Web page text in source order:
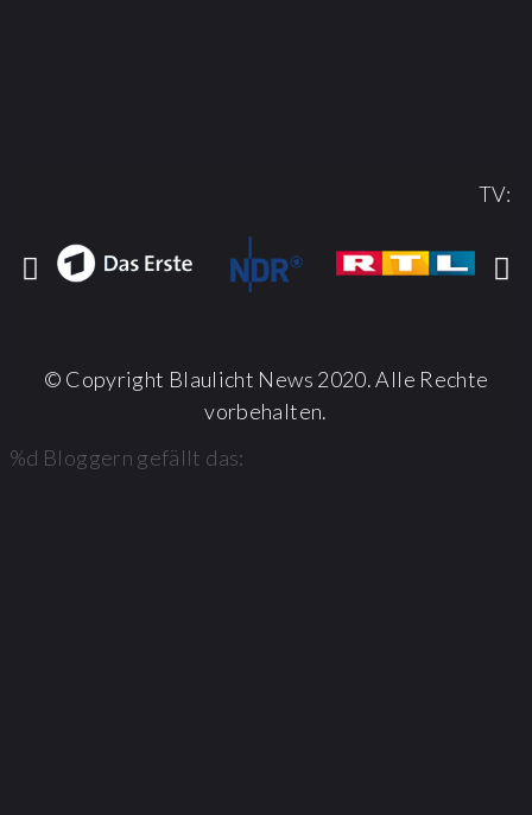
TV:
© Copyright Blaulicht News 2020. Alle Rechte
vorbehalten.
%d Bloggern gefällt das: